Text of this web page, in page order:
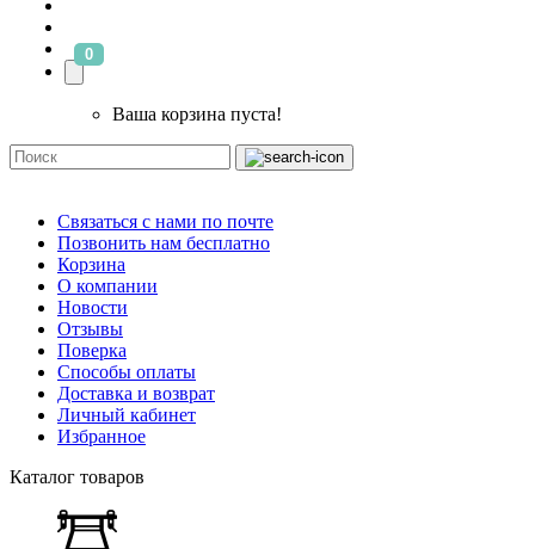
0
Ваша корзина пуста!
Связаться с нами по почте
Позвонить нам бесплатно
Корзина
О компании
Новости
Отзывы
Поверка
Способы оплаты
Доставка и возврат
Личный кабинет
Избранное
Каталог товаров